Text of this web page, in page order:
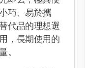
巧、易於攜
代品的理想選
，長期使用的
。